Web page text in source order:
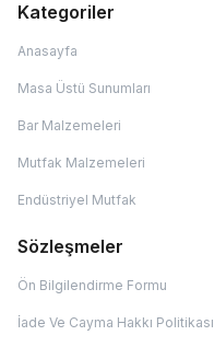
Kategoriler
Anasayfa
Masa Üstü Sunumları
Bar Malzemeleri
Mutfak Malzemeleri
Endüstriyel Mutfak
Sözleşmeler
Ön Bilgilendirme Formu
İade Ve Cayma Hakkı Politikası